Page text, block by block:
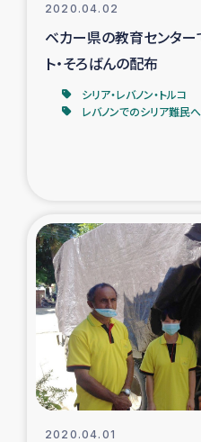
レバノンでのシリ
石巻市街地
復興応
仮設住宅生活
漁
2020.04.02
ベカー県の教育センター
ト・そろばんの配布
シリア・レバノン・トルコ
レバノンでのシリア難民
2020.04.01